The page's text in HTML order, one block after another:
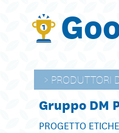
PRODUTTORI
Gruppo DM
PROGETTO